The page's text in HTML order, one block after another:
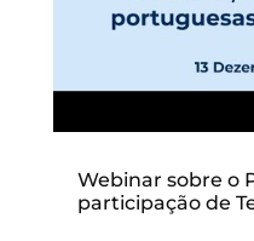
Webinar sobre o
participação de